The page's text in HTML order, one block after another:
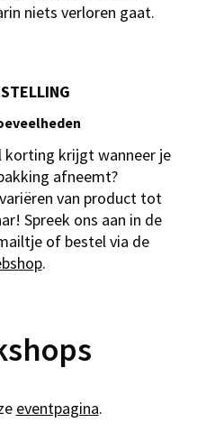
niets verloren gaat.
korting krijgt wanneer je
afneemt?
van product tot
Spreek ons aan in de
of bestel via de
.
eventpagina.